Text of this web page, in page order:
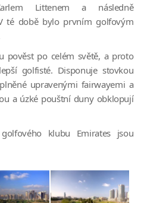
Littenem a následně
té době bylo prvním golfovým
pověst po celém světě, a proto
golfisté. Disponuje stovkou
upravenými fairwayemi a
a úzké pouštní duny obklopují
klubu Emirates jsou